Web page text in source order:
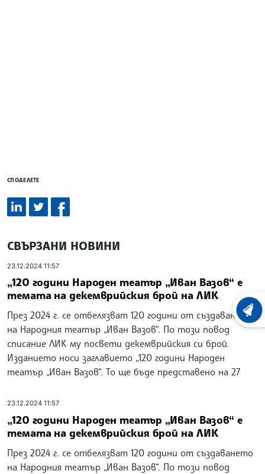
СПОДЕЛЕТЕ
СВЪРЗАНИ НОВИНИ
23.12.2024 11:57
„120 години Народен театър „Иван Вазов“ е
темата на декемврийския брой на ЛИК
През 2024 г. се отбелязват 120 години от създаването
на Народния театър „Иван Вазов“. По този повод
списание ЛИК му посвети декемврийския си брой.
Изданието носи заглавието „120 години Народен
театър „Иван Вазов“. То ще бъде представено на 27
23.12.2024 11:57
„120 години Народен театър „Иван Вазов“ е
темата на декемврийския брой на ЛИК
През 2024 г. се отбелязват 120 години от създаването
на Народния театър „Иван Вазов“. По този повод